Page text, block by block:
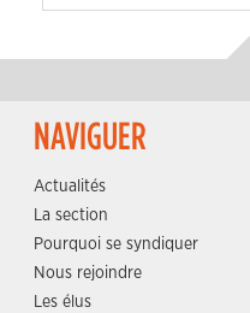
NAVIGUER
Actualités
La section
Pourquoi se syndiquer
Nous rejoindre
Les élus